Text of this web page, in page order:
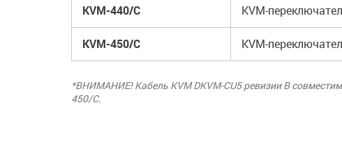
KVM-440/C KVM-
KVM-450/C KVM-
*ВНИМАНИЕ! Кабель KVM DKVM-CU5 ревизии B
450/C.